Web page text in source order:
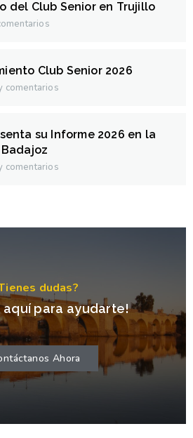
del Club Senior en Trujillo
Club Senior 2026
comentarios
su Informe 2026 en la
comentarios
dudas?
aquí para ayudarte!
Ahora